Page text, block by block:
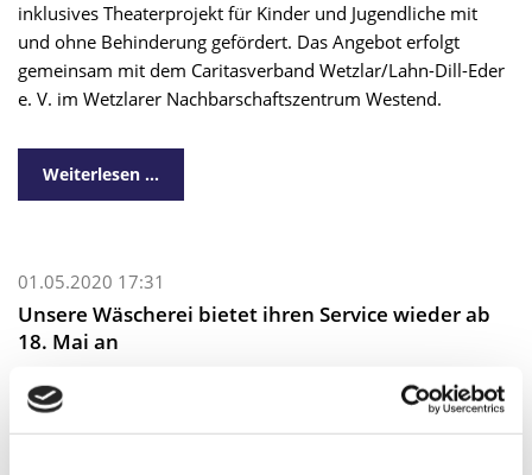
inklusives Theaterprojekt für Kinder und Jugendliche mit
und ohne Behinderung gefördert. Das Angebot erfolgt
gemeinsam mit dem Caritasverband Wetzlar/Lahn-Dill-Eder
e. V. im Wetzlarer Nachbarschaftszentrum Westend.
Weiterlesen …
01.05.2020 17:31
Unsere Wäscherei bietet ihren Service wieder ab
18. Mai an
Damit wir den laufenden Betrieb gewährleisten können,
koordinieren wir die Abläufe der Anlieferung und Abholung